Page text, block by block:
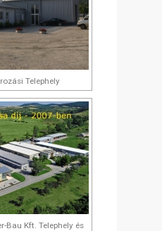
Telephely
Bau Kft. Telephely és